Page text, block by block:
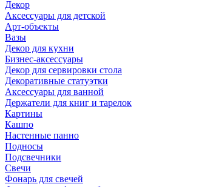
Декор
Аксессуары для детской
Арт-объекты
Вазы
Декор для кухни
Бизнес-аксессуары
Декор для сервировки стола
Декоративные статуэтки
Аксессуары для ванной
Держатели для книг и тарелок
Картины
Кашпо
Настенные панно
Подносы
Подсвечники
Свечи
Фонарь для свечей